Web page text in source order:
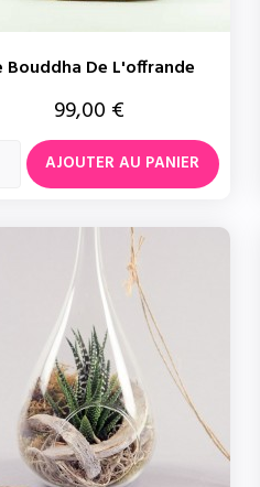
Bouddha De L'offrande
Prix
99,00 €
AJOUTER AU PANIER